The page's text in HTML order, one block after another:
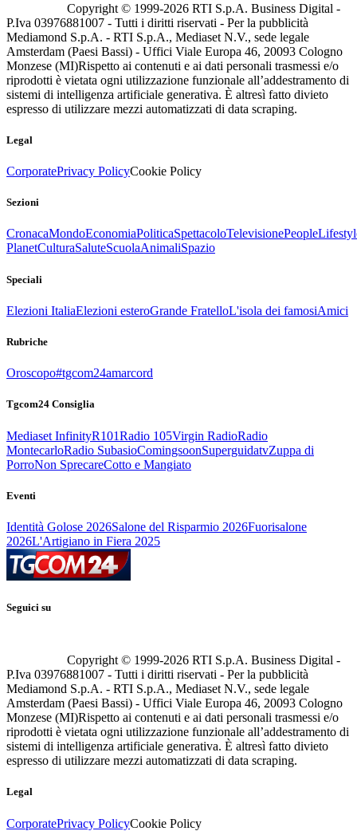
Copyright © 1999-2026 RTI S.p.A. Business Digital -
P.Iva 03976881007 - Tutti i diritti riservati - Per la pubblicità
Mediamond S.p.A. - RTI S.p.A., Mediaset N.V., sede legale
Amsterdam (Paesi Bassi) - Uffici Viale Europa 46, 20093 Cologno
Monzese (MI)Rispetto ai contenuti e ai dati personali trasmessi e/o
riprodotti è vietata ogni utilizzazione funzionale all’addestramento di
sistemi di intelligenza artificiale generativa. È altresì fatto divieto
espresso di utilizzare mezzi automatizzati di data scraping.
Legal
CorporatePrivacy PolicyCookie Policy
Sezioni
CronacaMondoEconomiaPoliticaSpettacoloTelevisionePeople
PlanetCulturaSaluteScuolaAnimaliSpazio
Speciali
Elezioni ItaliaElezioni esteroGrande FratelloL'isola dei famosiAmici
Rubriche
Oroscopo#tgcom24amarcord
Tgcom24 Consiglia
Mediaset InfinityR101Radio 105Virgin RadioRadio
MontecarloRadio SubasioComingsoonSuperguidatvZuppa di
PorroNon SprecareCotto e Mangiato
Eventi
Identità Golose 2026Salone del Risparmio 2026Fuorisalone
2026L'Artigiano in Fiera 2025
Seguici su
Copyright © 1999-2026 RTI S.p.A. Business Digital -
P.Iva 03976881007 - Tutti i diritti riservati - Per la pubblicità
Mediamond S.p.A. - RTI S.p.A., Mediaset N.V., sede legale
Amsterdam (Paesi Bassi) - Uffici Viale Europa 46, 20093 Cologno
Monzese (MI)Rispetto ai contenuti e ai dati personali trasmessi e/o
riprodotti è vietata ogni utilizzazione funzionale all’addestramento di
sistemi di intelligenza artificiale generativa. È altresì fatto divieto
espresso di utilizzare mezzi automatizzati di data scraping.
Legal
CorporatePrivacy PolicyCookie Policy